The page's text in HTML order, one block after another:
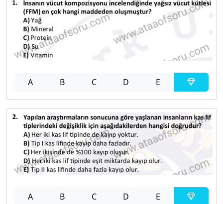
A B C D E
A B C D E